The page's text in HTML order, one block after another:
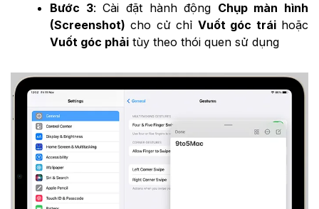
Bước 3: Cài đặt hành động Chụp màn hình
(Screenshot) cho cử chỉ Vuốt góc tráihoặc
Vuốt góc phải tùy theo thói quen sử dụng